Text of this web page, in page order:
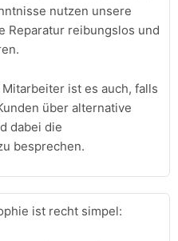
nutzen unsere
Reparatur reibungslos und
ist es auch, falls
über alternative
dabei die
besprechen.
ist recht simpel: